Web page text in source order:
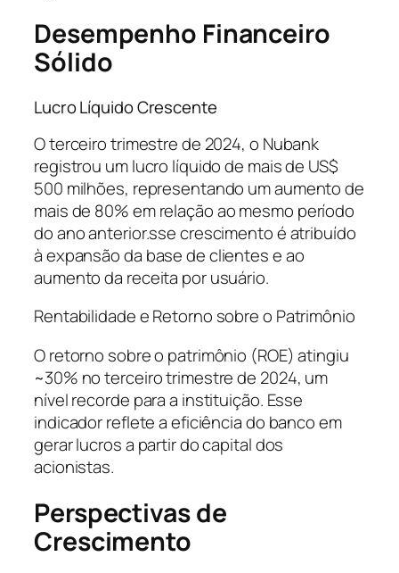
Desempenho Financeiro
Sólido
Lucro Líquido Crescente
O terceiro trimestre de 2024, o Nubank
registrou um lucro líquido de mais de US$
500 milhões, representando um aumento de
mais de 80% em relação ao mesmo período
do ano anterior.sse crescimento é atribuído
à expansão da base de clientes e ao
aumento da receita por usuário.
Rentabilidade e Retorno sobre o Patrimônio
O retorno sobre o patrimônio (ROE) atingiu
~30% no terceiro trimestre de 2024, um
nível recorde para a instituição. Esse
indicador reflete a eficiência do banco em
gerar lucros a partir do capital dos
acionistas.
Perspectivas de
Crescimento